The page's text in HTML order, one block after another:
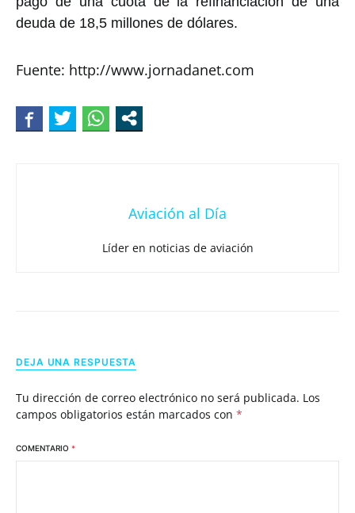
deuda de 18,5 millones de dólares.
Fuente: http://www.jornadanet.com
Aviación al Día
Líder en noticias de aviación
DEJA UNA RESPUESTA
Tu dirección de correo electrónico no será publicada. Los
campos obligatorios están marcados con *
COMENTARIO *